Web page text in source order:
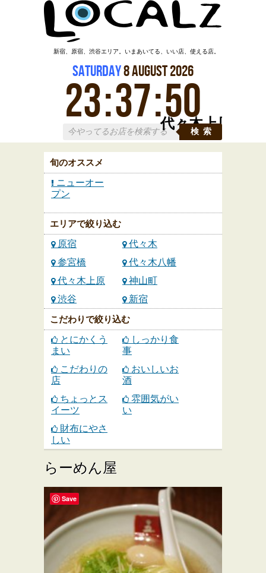
代々木上原
新宿、原宿、渋谷エリア。いまあいてる、いい店、使える店。
Saturday8August2026
23:37:50
検索
旬のオススメ
ニューオー
プン
エリアで絞り込む
原宿
代々木
参宮橋
代々木八幡
代々木上原
神山町
渋谷
新宿
こだわりで絞り込む
とにかくう
まい
しっかり食
事
こだわりの
店
おいしいお
酒
ちょっとス
イーツ
雰囲気がい
い
財布にやさ
しい
らーめん屋
Save